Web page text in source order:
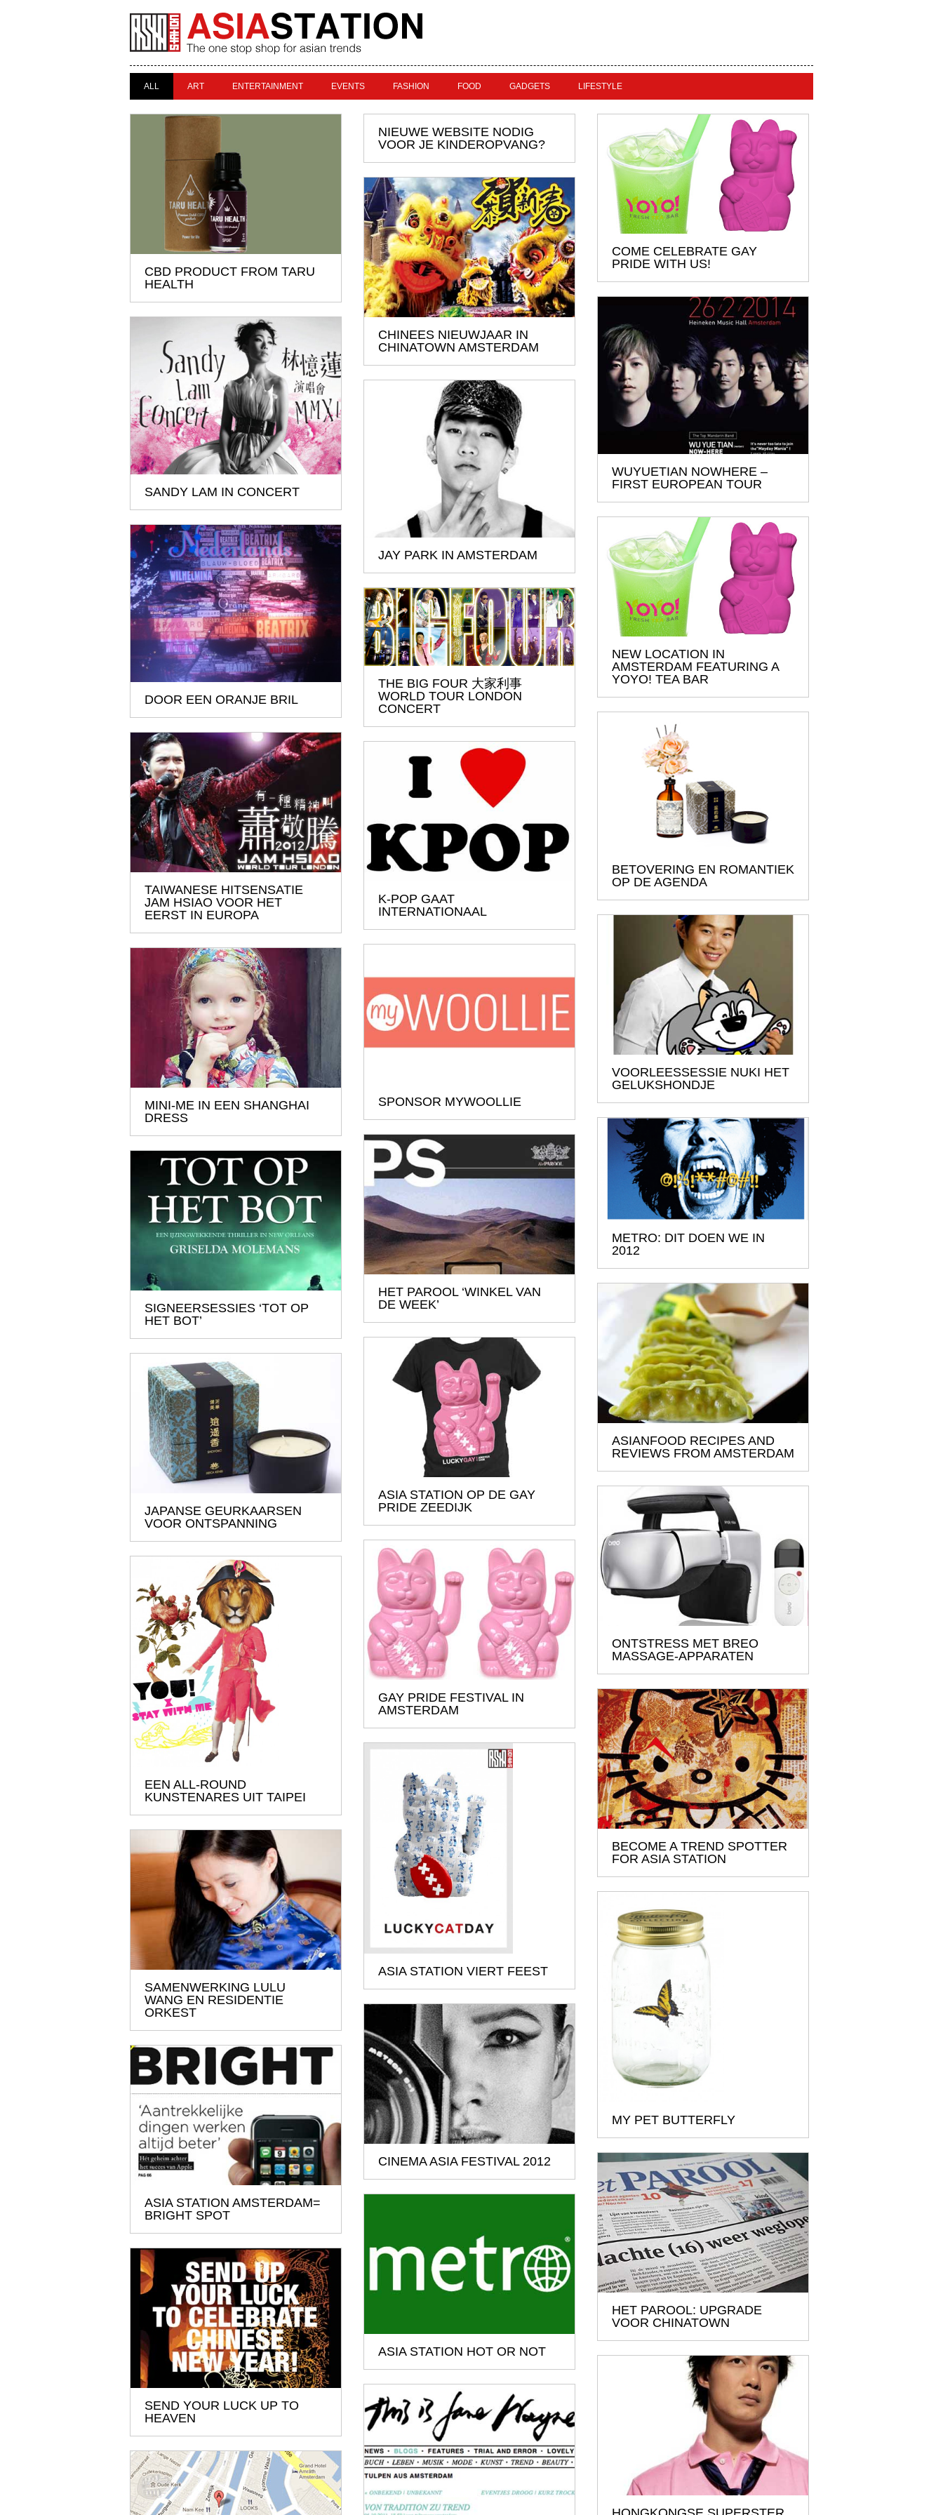
ALL ART ENTERTAINMENT EVENTS FASHION FOOD GADGETS LIFESTYLE
CBD PRODUCT FROM TARU
HEALTH
NIEUWE WEBSITE NODIG
VOOR JE KINDEROPVANG?
COME CELEBRATE GAY
PRIDE WITH US!
CHINEES NIEUWJAAR IN
CHINATOWN AMSTERDAM
WUYUETIAN NOWHERE –
FIRST EUROPEAN TOUR
SANDY LAM IN CONCERT
JAY PARK IN AMSTERDAM
NEW LOCATION IN
AMSTERDAM FEATURING A
YOYO! TEA BAR
DOOR EEN ORANJE BRIL
THE BIG FOUR 大家利事
WORLD TOUR LONDON
CONCERT
BETOVERING EN ROMANTIEK
OP DE AGENDA
TAIWANESE HITSENSATIE
JAM HSIAO VOOR HET
EERST IN EUROPA
K-POP GAAT
INTERNATIONAAL
VOORLEESSESSIE NUKI HET
GELUKSHONDJE
SPONSOR MYWOOLLIE
MINI-ME IN EEN SHANGHAI
DRESS
METRO: DIT DOEN WE IN
2012
HET PAROOL ‘WINKEL VAN
DE WEEK’
SIGNEERSESSIES ‘TOT OP
HET BOT’
ASIANFOOD RECIPES AND
REVIEWS FROM AMSTERDAM
ASIA STATION OP DE GAY
PRIDE ZEEDIJK
JAPANSE GEURKAARSEN
VOOR ONTSPANNING
ONTSTRESS MET BREO
MASSAGE-APPARATEN
GAY PRIDE FESTIVAL IN
AMSTERDAM
EEN ALL-ROUND
KUNSTENARES UIT TAIPEI
BECOME A TREND SPOTTER
FOR ASIA STATION
ASIA STATION VIERT FEEST
SAMENWERKING LULU
WANG EN RESIDENTIE
ORKEST
MY PET BUTTERFLY
CINEMA ASIA FESTIVAL 2012
ASIA STATION AMSTERDAM=
BRIGHT SPOT
HET PAROOL: UPGRADE
VOOR CHINATOWN
ASIA STATION HOT OR NOT
SEND YOUR LUCK UP TO
HEAVEN